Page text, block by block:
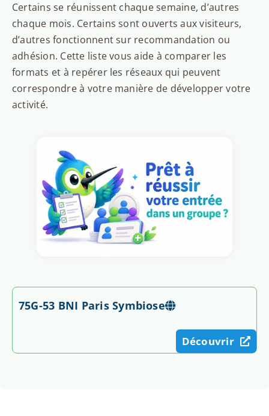
Certains se réunissent chaque semaine, d’autres
chaque mois. Certains sont ouverts aux visiteurs,
d’autres fonctionnent sur recommandation ou
adhésion. Cette liste vous aide à comparer les
formats et à repérer les réseaux qui peuvent
correspondre à votre manière de développer votre
activité.
75G-53 BNI Paris Symbiose
Découvrir